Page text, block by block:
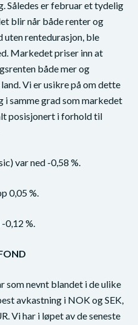
Således er februar et tydelig
blir når både renter og
uten rentedurasjon, ble
Markedet priser inn at
både mer og
Vi er usikre på om dette
i samme grad som markedet
posisjonert i forhold til
var ned -0,58 %.
0,05 %.
0,12 %.
nevnt blandet i de ulike
avkastning i NOK og SEK,
Vi har i løpet av de seneste